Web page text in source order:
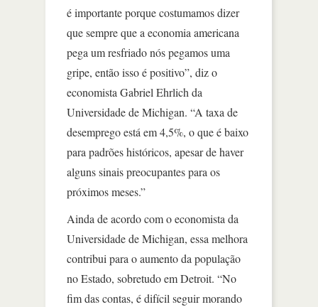
é importante porque costumamos dizer
que sempre que a economia americana
pega um resfriado nós pegamos uma
gripe, então isso é positivo”, diz o
economista Gabriel Ehrlich da
Universidade de Michigan. “A taxa de
desemprego está em 4,5%, o que é baixo
para padrões históricos, apesar de haver
alguns sinais preocupantes para os
próximos meses.”
Ainda de acordo com o economista da
Universidade de Michigan, essa melhora
contribui para o aumento da população
no Estado, sobretudo em Detroit. “No
fim das contas, é difícil seguir morando